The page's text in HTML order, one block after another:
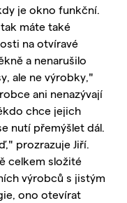
je okno funkční.
máte také
na otvíravé
a nenarušilo
ale ne výrobky,"
ani nenazývají
chce jejich
nutí přemýšlet dál.
prozrazuje Jiří.
celkem složité
výrobců s jistým
ono otevírat